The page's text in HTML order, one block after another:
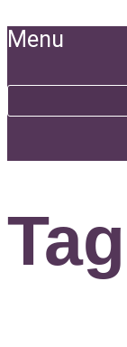
para
oMenu